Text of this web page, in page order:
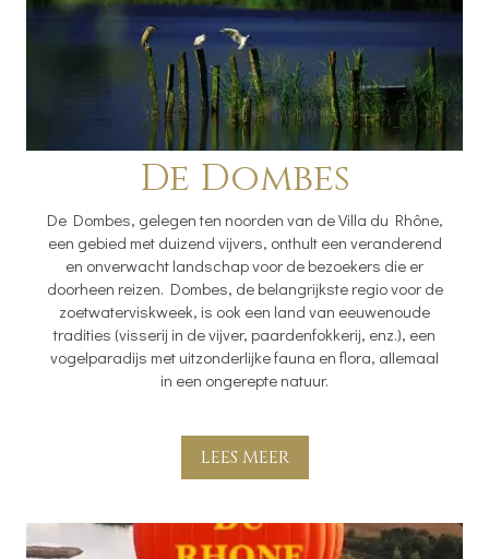
De Dombes
De Dombes, gelegen ten noorden van de Villa du Rhône,
een gebied met duizend vijvers, onthult een veranderend
en onverwacht landschap voor de bezoekers die er
doorheen reizen. Dombes, de belangrijkste regio voor de
zoetwaterviskweek, is ook een land van eeuwenoude
tradities (visserij in de vijver, paardenfokkerij, enz.), een
vogelparadijs met uitzonderlijke fauna en flora, allemaal
in een ongerepte natuur.
LEES MEER